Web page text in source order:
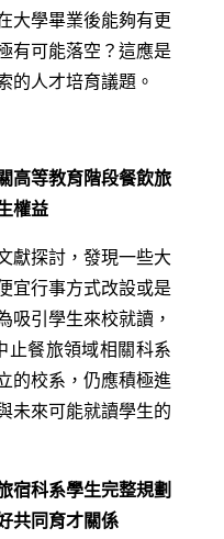
大學畢業後能夠有更
有可能落空？這應是
的人才培育議題。
高等教育階段餐飲旅
權益
探討，發現一些大
宜行事方式改設或是
吸引學生來校就讀，
止餐旅領域相關科系
的校系，仍應積極進
未來可能就讀學生的
宿科系學生完整規劃
共同育才關係